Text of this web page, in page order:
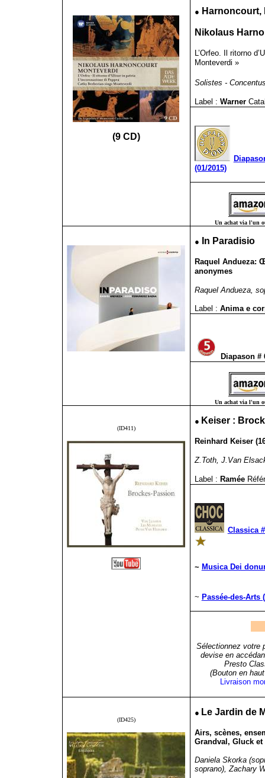
(9 CD)
● Harnoncourt,
Nikolaus
L’Orfeo. Il ritorno
Monteverdi »
Solistes -
Label : Warner
(01/2015)
Un achat via l'un
● In Paradisio
Raquel Andueza:
anonymes
Raquel Andueza,
Label : Anima e
Diapason
Un achat via l'un
(ID411)
● Keiser :
Reinhard Keiser
Z.Toth, J.Van
Label : Ramée
Classica
~ Musica Dei
~ Passée-des-Arts
Sélectionnez votre
devise en
Presto
(Bouton en
Livraison
(ID425)
● Le Jardin de
Airs, scènes,
Grandval, Gluck et
Daniela Skorka
soprano), Zachary